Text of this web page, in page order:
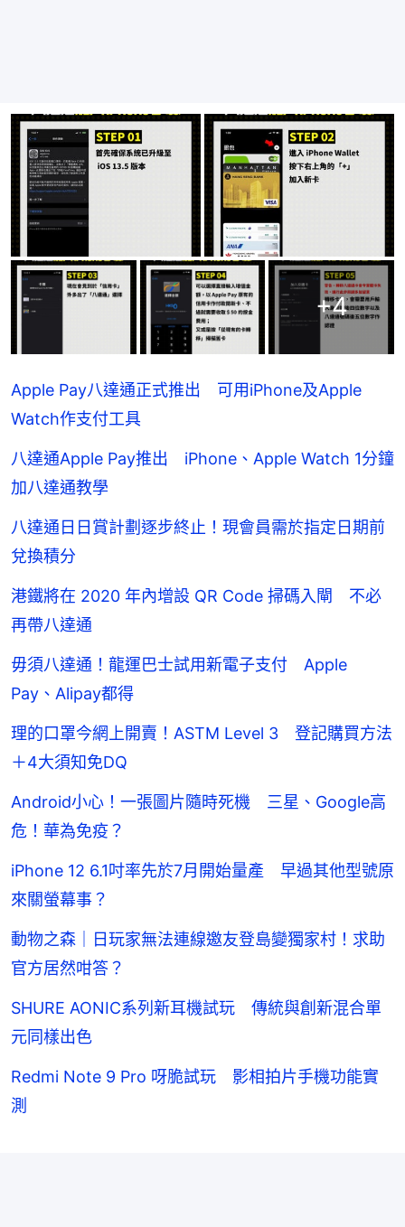
+4
Apple Pay八達通正式推出 可用iPhone及Apple
Watch作支付工具
八達通Apple Pay推出 iPhone、Apple Watch 1分鐘
加八達通教學
八達通日日賞計劃逐步終止！現會員需於指定日期前
兌換積分
港鐵將在 2020 年內增設 QR Code 掃碼入閘 不必
再帶八達通
毋須八達通！龍運巴士試用新電子支付 Apple
Pay、Alipay都得
理的口罩今網上開賣！ASTM Level 3 登記購買方法
＋4大須知免DQ
Android小心！一張圖片隨時死機 三星、Google高
危！華為免疫？
iPhone 12 6.1吋率先於7月開始量產 早過其他型號原
來關螢幕事？
動物之森｜日玩家無法連線邀友登島變獨家村！求助
官方居然咁答？
SHURE AONIC系列新耳機試玩 傳統與創新混合單
元同樣出色
Redmi Note 9 Pro 呀脆試玩 影相拍片手機功能實
測